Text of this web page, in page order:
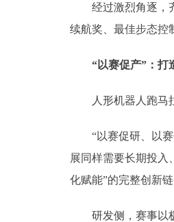
经过激烈角逐，齐
续航奖、最佳步态控
“以赛促产”：打造
人形机器人跑马拉
“以赛促研、以赛
展同样需要长期投入
化赋能”的完整创新
研发侧，赛事以极